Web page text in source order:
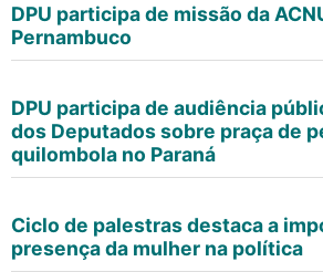
DPU participa de missão da
Pernambuco
DPU participa de audiência
dos Deputados sobre praça de
quilombola no Paraná
Ciclo de palestras destaca a
presença da mulher na política